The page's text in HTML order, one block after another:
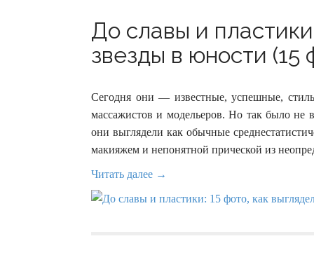
До славы и
звезды в юности (15
Сегодня они — известные, успешные,
массажистов и модельеров. Но так было не
они выглядели как обычные
макияжем и непонятной прической из
Читать далее →